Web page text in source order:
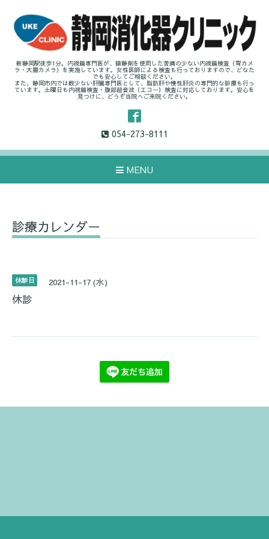
新静岡駅徒歩1分。内視鏡専門医が、鎮静剤を使用した苦痛の少ない内視鏡検査（胃カメ
ラ・大腸カメラ）を実施しています。女性医師による検査も行っておりますので、どなた
でも安心してご相談ください。
また、静岡市内では数少ない肝臓専門医として、脂肪肝や慢性肝炎の専門的な診療も行っ
ています。土曜日も内視鏡検査・腹部超音波（エコー）検査に対応しております。安心を
見つけに、どうぞ当院へご来院ください。
054-273-8111
MENU
診療カレンダー
休診日 2021-11-17 (水)
休診